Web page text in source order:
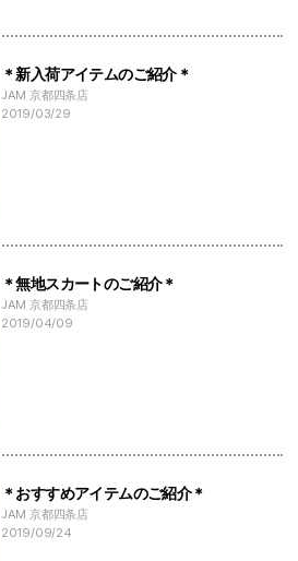
＊新入荷アイテムのご紹介＊
JAM 京都四条店
2019/03/29
＊無地スカートのご紹介＊
JAM 京都四条店
2019/04/09
＊おすすめアイテムのご紹介＊
JAM 京都四条店
2019/09/24